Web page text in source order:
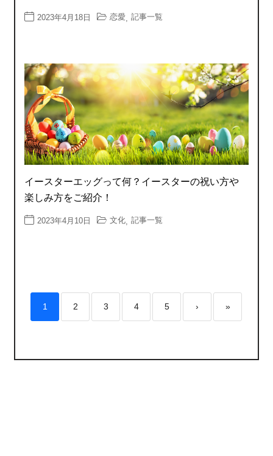
2023年4月18日 恋愛, 記事一覧
イースターエッグって何？イースターの祝い方や
楽しみ方をご紹介！
2023年4月10日 文化, 記事一覧
1 2 3 4 5 › »